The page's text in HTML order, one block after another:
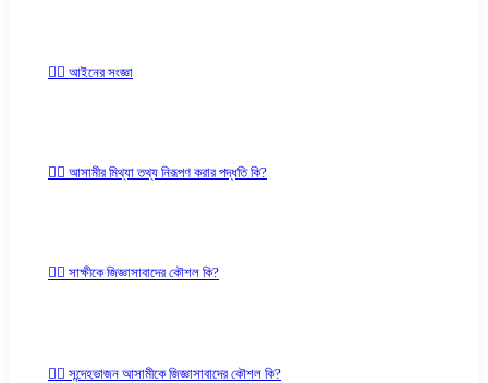
✍🏻 আইনের সংজ্ঞা
✍🏻 আসামীর মিথ্যা তথ্য নিরূপণ করার পদ্ধতি কি?
✍🏻 সাক্ষীকে জিজ্ঞাসাবাদের কৌশল কি?
✍🏻 সন্দেহভাজন আসামীকে জিজ্ঞাসাবাদের কৌশল কি?